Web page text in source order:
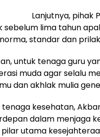
Lanjutnya, pihak
lima tahun
standar dan
untuk tenaga guru
muda agar selalu
dan akhlak mulia
tenaga kesehatan,
dalam menjaga
utama